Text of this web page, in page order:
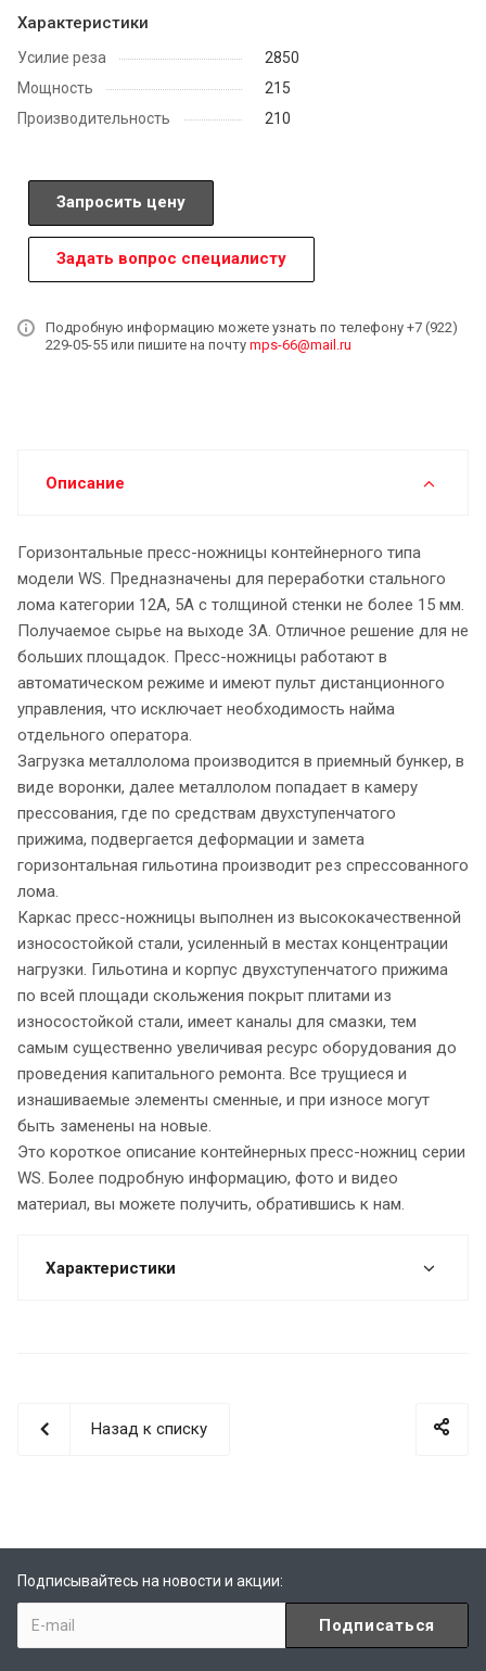
Характеристики
Усилие реза
2850
Мощность
215
Производительность
210
Запросить цену
Задать вопрос специалисту
Подробную информацию можете узнать по телефону +7 (922)
229-05-55 или пишите на почту mps-66@mail.ru
Описание
Горизонтальные пресс-ножницы контейнерного типа
модели WS. Предназначены для переработки стального
лома категории 12А, 5А с толщиной стенки не более 15 мм.
Получаемое сырье на выходе 3А. Отличное решение для не
больших площадок. Пресс-ножницы работают в
автоматическом режиме и имеют пульт дистанционного
управления, что исключает необходимость найма
отдельного оператора.
Загрузка металлолома производится в приемный бункер, в
виде воронки, далее металлолом попадает в камеру
прессования, где по средствам двухступенчатого
прижима, подвергается деформации и замета
горизонтальная гильотина производит рез спрессованного
лома.
Каркас пресс-ножницы выполнен из высококачественной
износостойкой стали, усиленный в местах концентрации
нагрузки. Гильотина и корпус двухступенчатого прижима
по всей площади скольжения покрыт плитами из
износостойкой стали, имеет каналы для смазки, тем
самым существенно увеличивая ресурс оборудования до
проведения капитального ремонта. Все трущиеся и
изнашиваемые элементы сменные, и при износе могут
быть заменены на новые.
Это короткое описание контейнерных пресс-ножниц серии
WS. Более подробную информацию, фото и видео
материал, вы можете получить, обратившись к нам.
Характеристики
Назад к списку
Подписывайтесь на новости и акции: